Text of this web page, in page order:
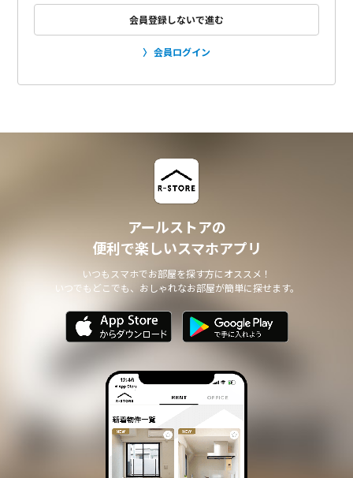
会員登録しないで進む
会員ログイン
アールストアの
便利で楽しいスマホアプリ
いつもスマホでお部屋を探す方にオススメ！
いつでもどこでも、おしゃれなお部屋が簡単に探せます。